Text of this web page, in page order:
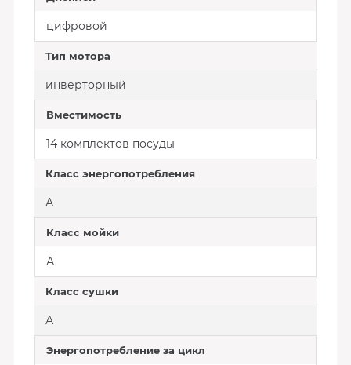
цифровой
Тип мотора
инверторный
Вместимость
14 комплектов посуды
Класс энергопотребления
А
Класс мойки
А
Класс сушки
А
Энергопотребление за цикл